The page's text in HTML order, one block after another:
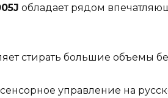
обладает рядом
стирать большие объемы
управление на